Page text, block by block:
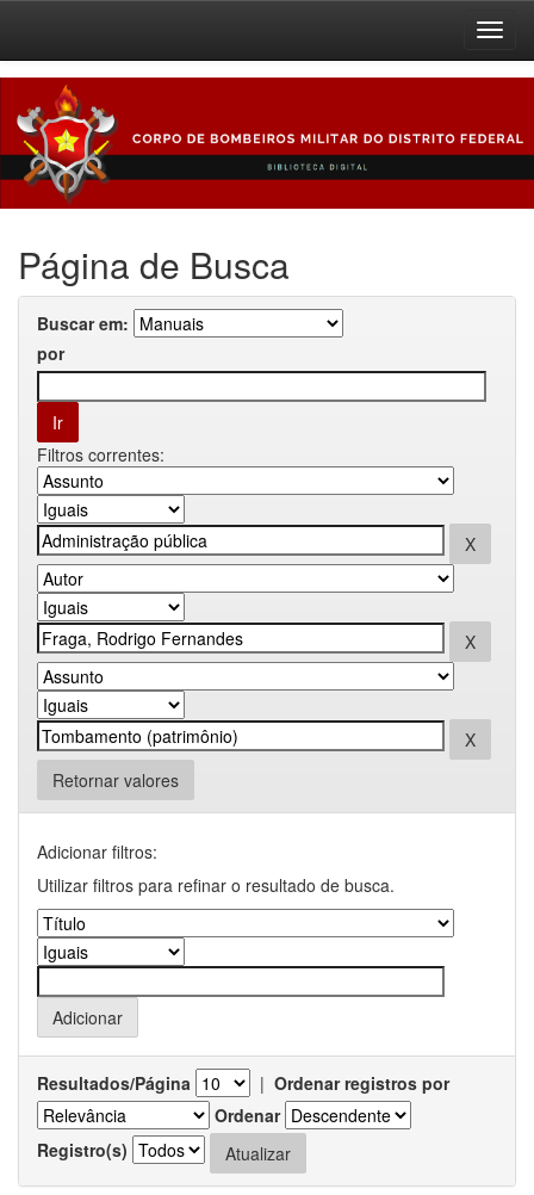
navigation
Página de Busca
Buscar em:
por
Filtros correntes:
Retornar valores
Adicionar filtros:
Utilizar filtros para refinar o resultado de busca.
Resultados/Página | Ordenar registros por
Ordenar
Registro(s)